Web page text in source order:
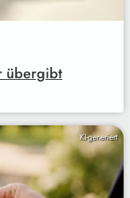
übergibt
KI-generiert